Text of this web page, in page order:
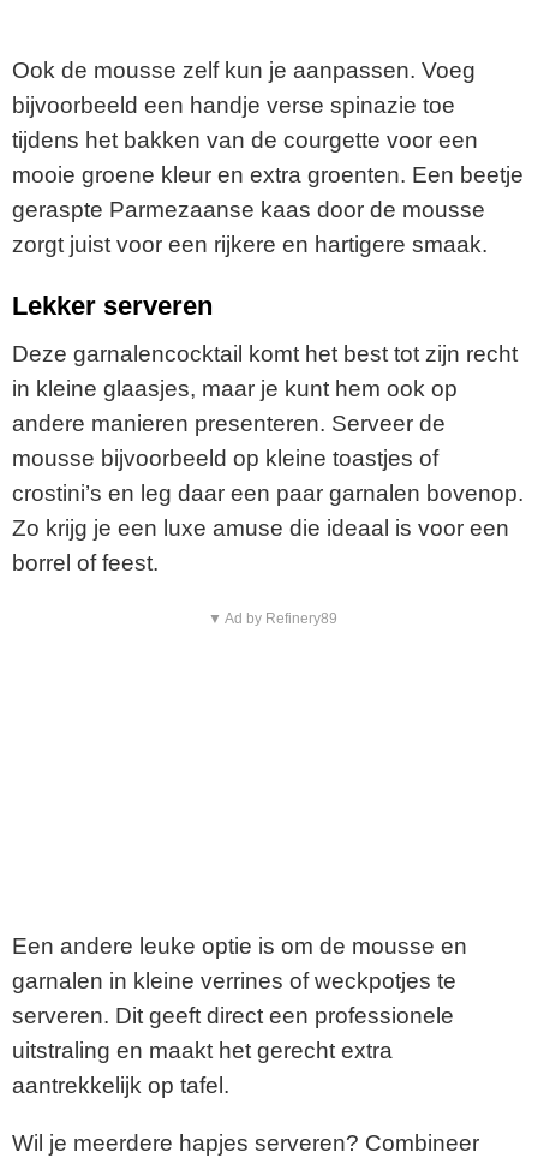
Ook de mousse zelf kun je aanpassen. Voeg
bijvoorbeeld een handje verse spinazie toe
tijdens het bakken van de courgette voor een
mooie groene kleur en extra groenten. Een beetje
geraspte Parmezaanse kaas door de mousse
zorgt juist voor een rijkere en hartigere smaak.
Lekker serveren
Deze garnalencocktail komt het best tot zijn recht
in kleine glaasjes, maar je kunt hem ook op
andere manieren presenteren. Serveer de
mousse bijvoorbeeld op kleine toastjes of
crostini’s en leg daar een paar garnalen bovenop.
Zo krijg je een luxe amuse die ideaal is voor een
borrel of feest.
▼ Ad by Refinery89
Een andere leuke optie is om de mousse en
garnalen in kleine verrines of weckpotjes te
serveren. Dit geeft direct een professionele
uitstraling en maakt het gerecht extra
aantrekkelijk op tafel.
Wil je meerdere hapjes serveren? Combineer